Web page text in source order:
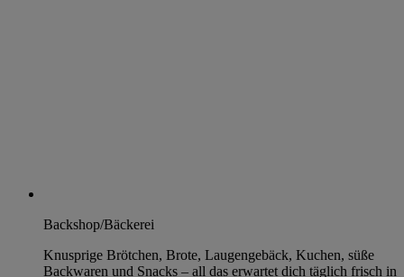
Backshop/Bäckerei
Knusprige Brötchen, Brote, Laugengebäck, Kuchen, süße
Backwaren und Snacks – all das erwartet dich täglich frisch in